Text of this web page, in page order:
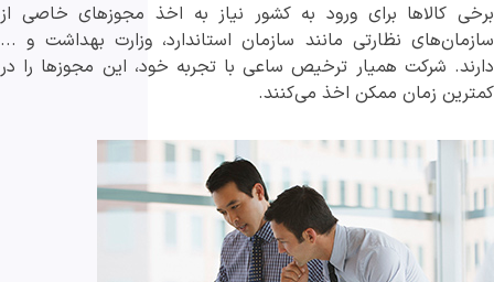
برخی کالاها برای ورود به کشور نیاز به اخذ مجوزهای خاصی از
سازمان‌های نظارتی مانند سازمان استاندارد، وزارت بهداشت و ...
دارند. شرکت همیار ترخیص ساعی با تجربه خود، این مجوزها را در
کمترین زمان ممکن اخذ می‌کنند.